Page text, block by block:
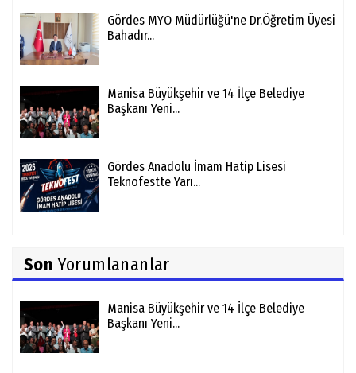
Gördes MYO Müdürlüğü'ne Dr.Öğretim Üyesi
Bahadır...
Manisa Büyükşehir ve 14 İlçe Belediye
Başkanı Yeni...
Gördes Anadolu İmam Hatip Lisesi
Teknofestte Yarı...
Son Yorumlananlar
Manisa Büyükşehir ve 14 İlçe Belediye
Başkanı Yeni...